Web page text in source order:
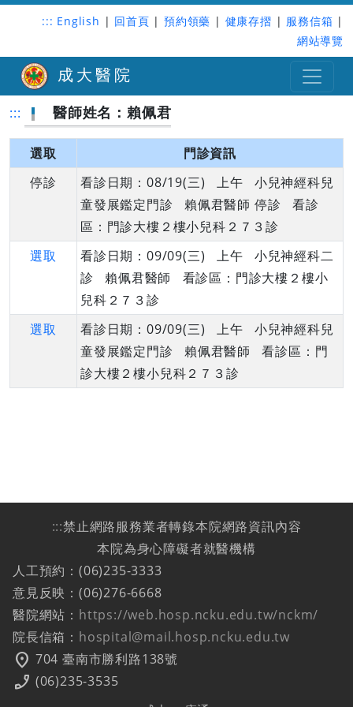
::: English | 回首頁 | 預約領藥 | 健康存摺 | 服務信箱 |
網站導覽
成大醫院
::: 醫師姓名：賴佩君
選取
門診資訊
停診
看診日期：08/19(三) 上午 小兒神經科兒
童發展鑑定門診 賴佩君醫師 停診 看診
區：門診大樓２樓小兒科２７３診
選取
看診日期：09/09(三) 上午 小兒神經科二
診 賴佩君醫師 看診區：門診大樓２樓小
兒科２７３診
選取
看診日期：09/09(三) 上午 小兒神經科兒
童發展鑑定門診 賴佩君醫師 看診區：門
診大樓２樓小兒科２７３診
:::禁止網路服務業者轉錄本院網路資訊內容
本院為身心障礙者就醫機構
人工預約：(06)235-3333
意見反映：(06)276-6668
醫院網站： https://web.hosp.ncku.edu.tw/nckm/
院長信箱： hospital@mail.hosp.ncku.edu.tw
location_on 704 臺南市勝利路138號
phone_enabled (06)235-3535